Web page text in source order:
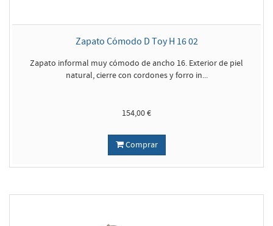
Zapato Cómodo D Toy H 16 02
Zapato informal muy cómodo de ancho 16. Exterior de piel
natural, cierre con cordones y forro in...
154,00 €
Comprar